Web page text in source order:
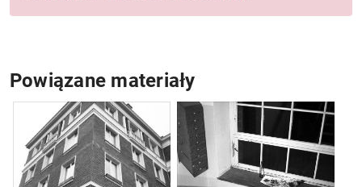
Powiązane materiały